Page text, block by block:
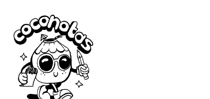
contenido